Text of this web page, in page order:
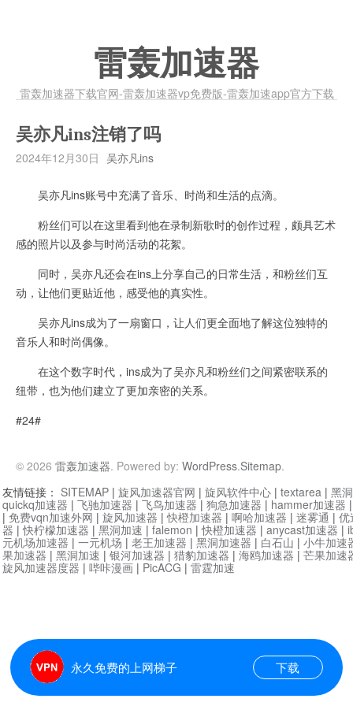
雷轰加速器
雷轰加速器下载官网-雷轰加速器vp免费版-雷轰加速app官方下载
吴亦凡ins注销了吗
2024年12月30日 吴亦凡ins
吴亦凡ins账号中充满了音乐、时尚和生活的点滴。
粉丝们可以在这里看到他在录制新歌时的创作过程，颇具艺术
感的照片以及参与时尚活动的花絮。
同时，吴亦凡还会在ins上分享自己的日常生活，和粉丝们互
动，让他们更贴近他，感受他的真实性。
吴亦凡ins成为了一扇窗口，让人们更全面地了解这位独特的
音乐人和时尚偶像。
在这个数字时代，ins成为了吴亦凡和粉丝们之间紧密联系的
纽带，也为他们建立了更加亲密的关系。
#24#
© 2026 雷轰加速器. Powered by: WordPress.Sitemap.
永久免费的上网梯子 下载
友情链接： SITEMAP | 旋风加速器官网 | 旋风软件中心 | textarea | 黑
quickq加速器 | 飞驰加速器 | 飞鸟加速器 | 狗急加速器 | hammer加速器
| 免费vqn加速外网 | 旋风加速器 |快橙加速器 | 啊哈加速器 | 迷雾通 | 优
器 |快柠檬加速器 | 黑洞加速 | falemon |快橙加速器 | anycast加速器 |
元机场加速器 | 一元机场 | 老王加速器 | 黑洞加速器 | 白石山 | 小牛加速
果加速器 | 黑洞加速 | 银河加速器 | 猎豹加速器 | 海鸥加速器 | 芒果加速
旋风加速器度器 | 哔咔漫画 | PicACG | 雷霆加速